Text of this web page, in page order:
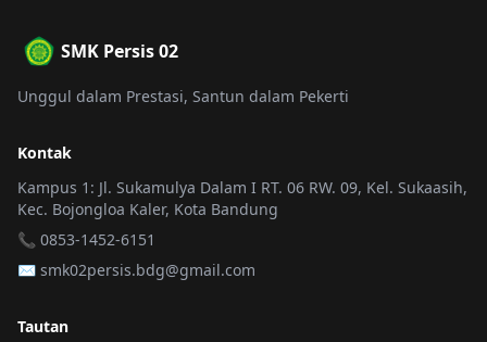
SMK Persis 02
Unggul dalam Prestasi, Santun dalam Pekerti
Kontak
Kampus 1: Jl. Sukamulya Dalam I RT. 06 RW. 09, Kel. Sukaasih,
Kec. Bojongloa Kaler, Kota Bandung
📞 0853-1452-6151
✉️ smk02persis.bdg@gmail.com
Tautan